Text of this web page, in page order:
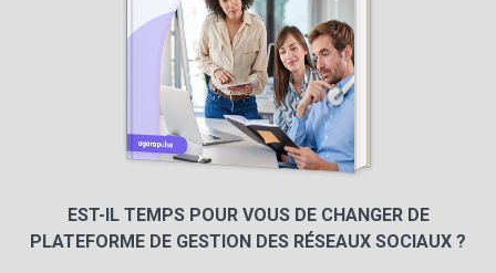
EST-IL TEMPS POUR VOUS DE CHANGER DE
PLATEFORME DE GESTION DES RÉSEAUX SOCIAUX ?